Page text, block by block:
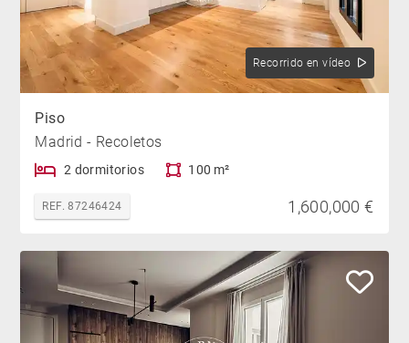
Recorrido en vídeo
Piso
Madrid - Recoletos
2 dormitorios 100 m²
REF. 87246424 1,600,000 €